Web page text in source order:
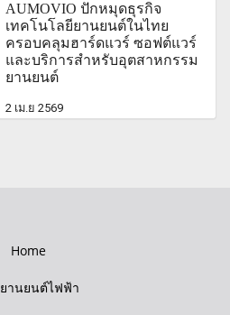
AUMOVIO ปักหมุดธุรกิจ
เทคโนโลยียานยนต์ในไทย
ครอบคลุมฮาร์ดแวร์ ซอฟต์แวร์
และบริการสำหรับอุตสาหกรรม
ยานยนต์
2 เม.ย 2569
Home
านยนต์ไฟฟ้า